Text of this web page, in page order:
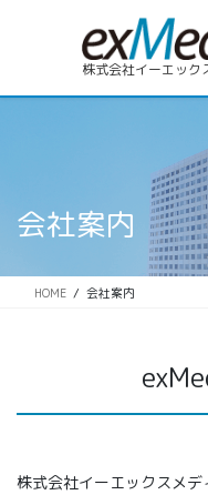
株式会社イーエック
会社案内
HOME 会社案内
株式会社イーエックスメデ